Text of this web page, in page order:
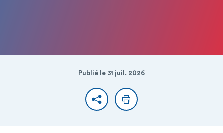
Publié le 31 juil. 2026
PartagerImprimer